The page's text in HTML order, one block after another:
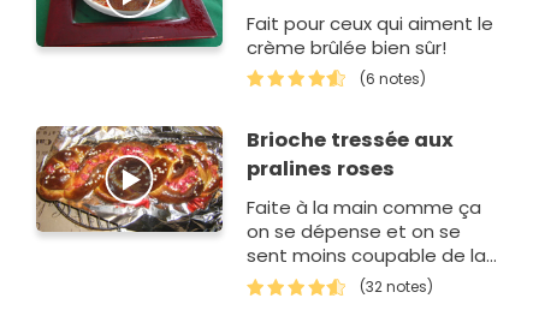
Fait pour ceux qui aiment le
crème brûlée bien sûr!
(6 notes)
Brioche tressée aux
pralines roses
Faite à la main comme ça
on se dépense et on se
sent moins coupable de la
manger après...Miam !
(32 notes)